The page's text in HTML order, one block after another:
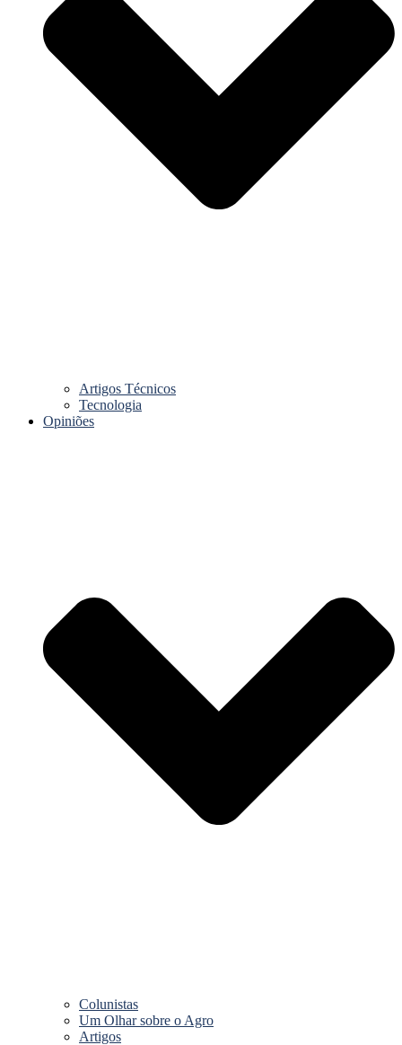
Artigos Técnicos
Tecnologia
Opiniões
Colunistas
Um Olhar sobre o Agro
Artigos